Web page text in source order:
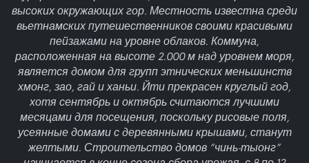
высоких окружающих гор. Местность известна среди
вьетнамских путешественников своими красивыми
пейзажами на уровне облаков. Коммуна,
расположенная на высоте 2.000 м над уровнем моря,
является домом для групп этнических меньшинств
хмонг, зао, гай и ханьи. Йти прекрасен круглый год,
хотя сентябрь и октябрь считаются лучшими
месяцами для посещения, поскольку рисовые поля,
усеянные домами с деревянными крышами, станут
желтыми. Строительство домов “чинь-тыонг”